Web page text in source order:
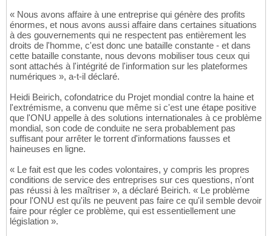
« Nous avons affaire à une entreprise qui génère des profits
énormes, et nous avons aussi affaire dans certaines situations
à des gouvernements qui ne respectent pas entièrement les
droits de l'homme, c'est donc une bataille constante - et dans
cette bataille constante, nous devons mobiliser tous ceux qui
sont attachés à l'intégrité de l'information sur les plateformes
numériques », a-t-il déclaré.
Heidi Beirich, cofondatrice du Projet mondial contre la haine et
l'extrémisme, a convenu que même si c'est une étape positive
que l'ONU appelle à des solutions internationales à ce problème
mondial, son code de conduite ne sera probablement pas
suffisant pour arrêter le torrent d'informations fausses et
haineuses en ligne.
« Le fait est que les codes volontaires, y compris les propres
conditions de service des entreprises sur ces questions, n'ont
pas réussi à les maîtriser », a déclaré Beirich. « Le problème
pour l'ONU est qu'ils ne peuvent pas faire ce qu'il semble devoir
faire pour régler ce problème, qui est essentiellement une
législation ».